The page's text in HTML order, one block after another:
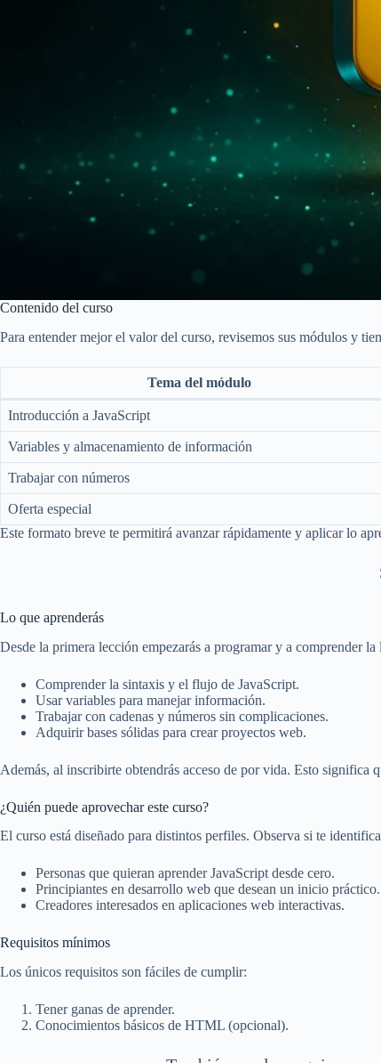
Contenido del curso
Para entender mejor el valor del curso, revisemos sus módulos y
Tema del módulo
Introducción a JavaScript
Variables y almacenamiento de información
Trabajar con números
Oferta especial
Este formato breve te permitirá avanzar rápidamente y aplicar lo
Lo que aprenderás
Desde la primera lección empezarás a programar y a comprender
Comprender la sintaxis y el flujo de JavaScript.
Usar variables para manejar información.
Trabajar con cadenas y números sin complicaciones.
Adquirir bases sólidas para crear proyectos web.
Además, al inscribirte obtendrás acceso de por vida. Esto significa
¿Quién puede aprovechar este curso?
El curso está diseñado para distintos perfiles. Observa si te
Personas que quieran aprender JavaScript desde cero.
Principiantes en desarrollo web que desean un inicio práctico.
Creadores interesados en aplicaciones web interactivas.
Requisitos mínimos
Los únicos requisitos son fáciles de cumplir:
Tener ganas de aprender.
Conocimientos básicos de HTML (opcional).